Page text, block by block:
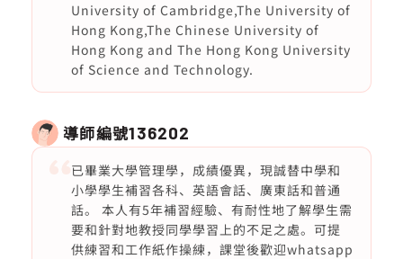
University of Cambridge,The University of
Hong Kong,The Chinese University of
Hong Kong and The Hong Kong University
of Science and Technology.
導師編號136202
已畢業大學管理學，成績優異，現誠替中學和
小學學生補習各科、英語會話、廣東話和普通
話。 本人有5年補習經驗、有耐性地了解學生需
要和針對地教授同學學習上的不足之處。可提
供練習和工作紙作操練，課堂後歡迎whatsapp